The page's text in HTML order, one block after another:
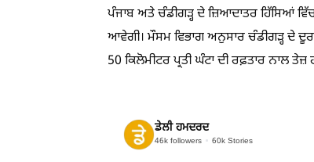
ਪੰਜਾਬ ਅਤੇ ਚੰਡੀਗੜ੍ਹ ਦੇ ਜ਼ਿਆਦਾਤਰ ਹਿੱਸਿਆਂ
ਆਵੇਗੀ। ਮੌਸਮ ਵਿਭਾਗ ਅਨੁਸਾਰ ਚੰਡੀਗੜ੍ਹ ਦੇ
50 ਕਿਲੋਮੀਟਰ ਪ੍ਰਤੀ ਘੰਟਾ ਦੀ ਰਫ਼ਤਾਰ ਨਾਲ ਤੇਜ਼
ਡੇਲੀ ਹਮਦਰਦ
46k followers 60k Stories